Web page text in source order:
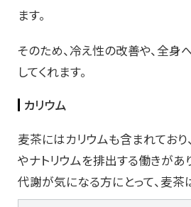
ます。
そのため、冷え性の改善や、全
してくれます。
カリウム
麦茶にはカリウムも含まれてお
やナトリウムを排出する働きがあ
代謝が気になる方にとって、麦茶